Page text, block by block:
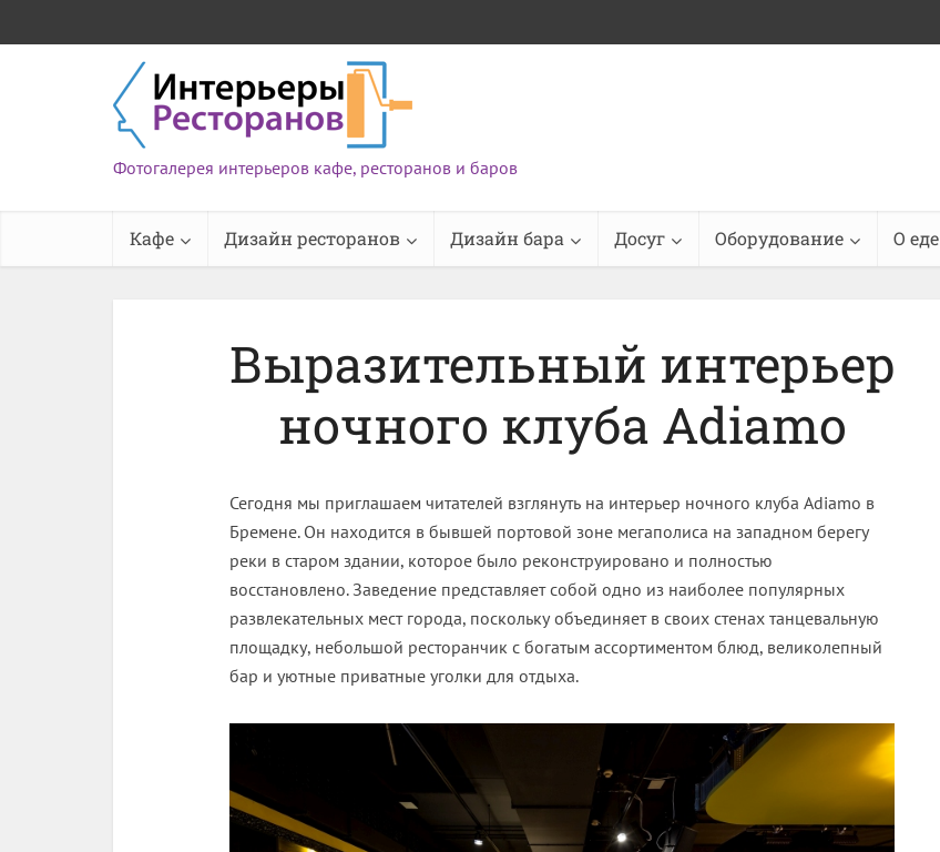
Фотогалерея интерьеров кафе, ресторанов и баров
Кафе Дизайн ресторанов Дизайн бара Досуг Оборудование О еде
Выразительный интерьер
ночного клуба Adiamo
Сегодня мы приглашаем читателей взглянуть на интерьер ночного клуба Adiamo в
Бремене. Он находится в бывшей портовой зоне мегаполиса на западном берегу
реки в старом здании, которое было реконструировано и полностью
восстановлено. Заведение представляет собой одно из наиболее популярных
развлекательных мест города, поскольку объединяет в своих стенах танцевальную
площадку, небольшой ресторанчик с богатым ассортиментом блюд, великолепный
бар и уютные приватные уголки для отдыха.